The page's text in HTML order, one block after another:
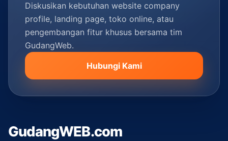
Diskusikan kebutuhan website company
profile, landing page, toko online, atau
pengembangan fitur khusus bersama tim
GudangWeb.
Hubungi Kami
GudangWEB.com